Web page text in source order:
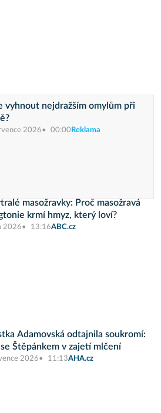
vyhnout nejdražším omylům při
2026 00:00 Reklama
masožravky: Proč masožravá
krmí hmyz, který loví?
2026 13:16ABC.cz
Adamovská odtajnila soukromí:
Štěpánkem v zajetí mlčení
2026 11:13AHA.cz